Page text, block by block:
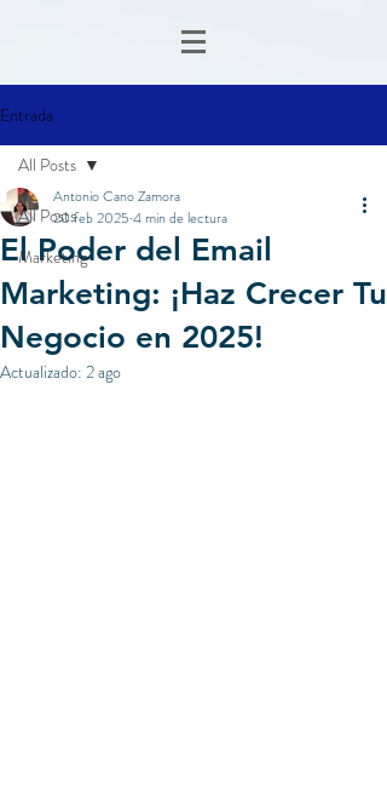
Entrada
All Posts
Marketing
All Posts
El Poder del Email
Marketing: ¡Haz Crecer Tu
Negocio en 2025!
Antonio Cano Zamora
20 feb 2025 4 min de lectura
Actualizado: 2 ago